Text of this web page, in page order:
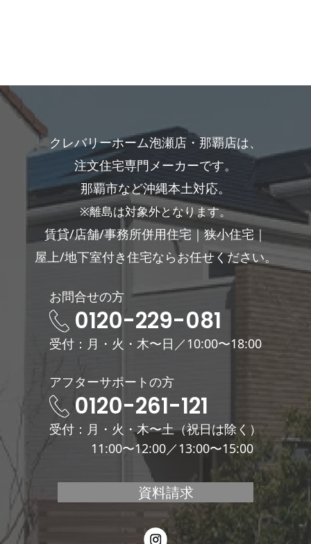
クレバリーホーム泡瀬店・那覇店は、
注文住宅専門メーカーです。
那覇市など沖縄本土対応。
※離島は対象外となります。
賃貸/店舗/事務所併用住宅｜狭小住宅｜
屋上/地下室付き住宅ならお任せください。
お問合せの方
0120-229-081
受付：月・火・木〜日／10:00〜18:00
アフターサポートの方
0120-261-121
受付：月・火・木〜土（祝日は除く）
11:00〜12:00／13:00〜15:00
資料請求